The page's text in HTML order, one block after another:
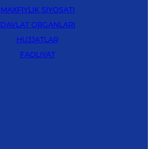
MAXFIYLIK SIYOSATI
DAVLAT ORGANLARI
HUJJATLAR
FAOLIYAT